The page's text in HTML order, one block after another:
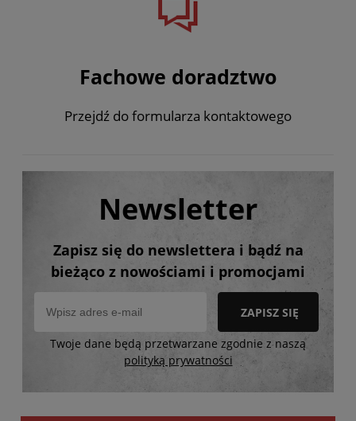
Fachowe doradztwo
Przejdź do formularza kontaktowego
Newsletter
Zapisz się do newslettera i bądź na
bieżąco z nowościami i promocjami
ZAPISZ SIĘ
Twoje dane będą przetwarzane zgodnie z naszą
polityką prywatności